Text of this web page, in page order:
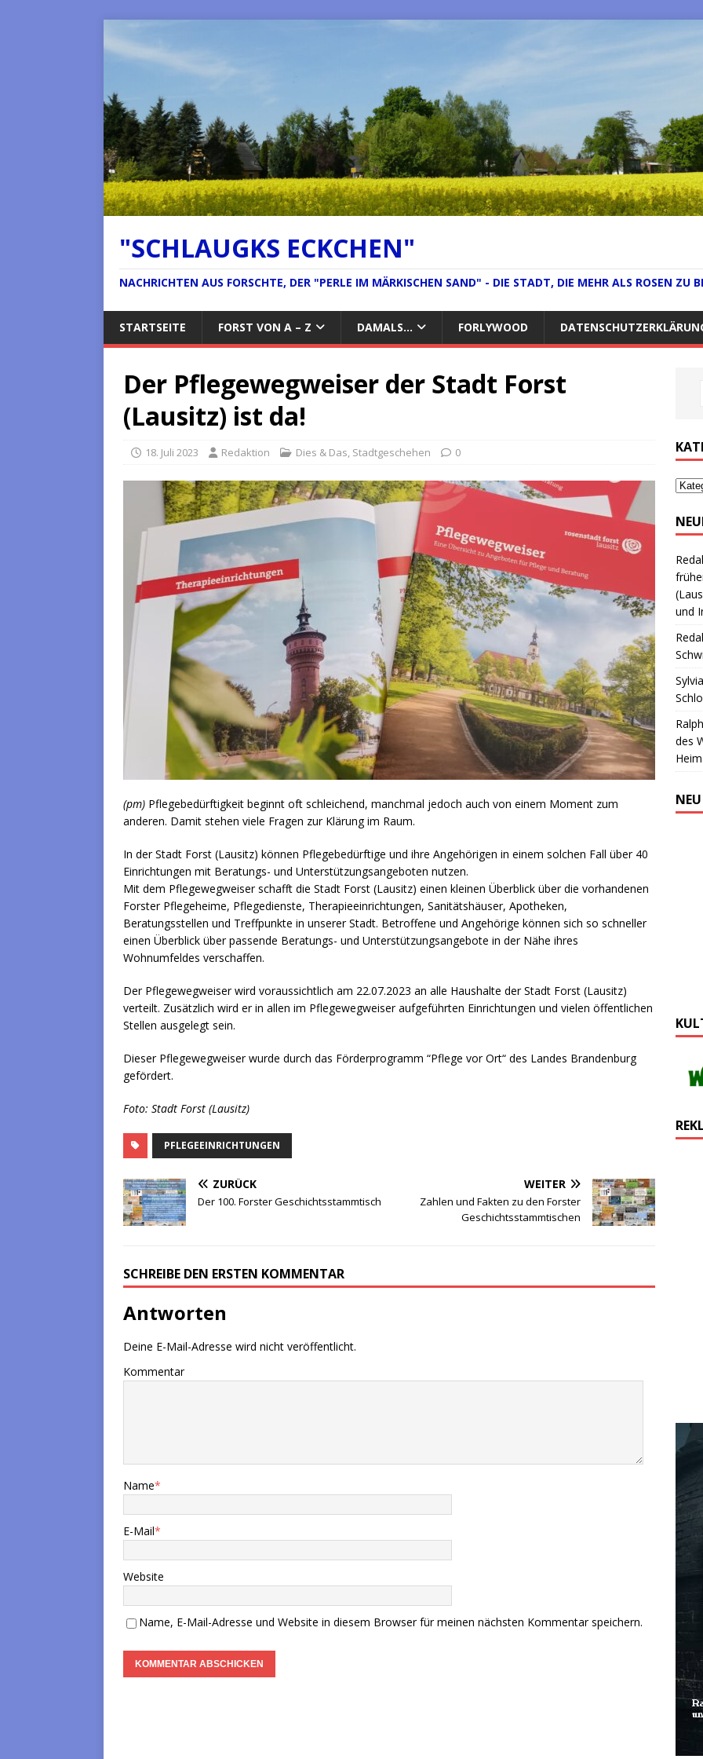
"SCHLAUGKS ECKCHEN"
NACHRICHTEN AUS FORSCHTE, DER "PERLE IM MÄRKISCHEN SAND" - DIE STADT, DIE MEHR ALS ROSEN ZU
STARTSEITE FORST VON A – Z DAMALS… FORLYWOOD
Der Pflegewegweiser der Stadt Forst
(Lausitz) ist da!
18. Juli 2023 Redaktion Dies & Das, Stadtgeschehen 0
(pm) Pflegebedürftigkeit beginnt oft schleichend, manchmal jedoch auch von einem Moment zum
anderen. Damit stehen viele Fragen zur Klärung im Raum.
In der Stadt Forst (Lausitz) können Pflegebedürftige und ihre Angehörigen in einem solchen Fall über 40
Einrichtungen mit Beratungs- und Unterstützungsangeboten nutzen.
Mit dem Pflegewegweiser schafft die Stadt Forst (Lausitz) einen kleinen Überblick über die vorhandenen
Forster Pflegeheime, Pflegedienste, Therapieeinrichtungen, Sanitätshäuser, Apotheken,
Beratungsstellen und Treffpunkte in unserer Stadt. Betroffene und Angehörige können sich so schneller
einen Überblick über passende Beratungs- und Unterstützungsangebote in der Nähe ihres
Wohnumfeldes verschaffen.
Der Pflegewegweiser wird voraussichtlich am 22.07.2023 an alle Haushalte der Stadt Forst (Lausitz)
verteilt. Zusätzlich wird er in allen im Pflegewegweiser aufgeführten Einrichtungen und vielen öffentlichen
Stellen ausgelegt sein.
Dieser Pflegewegweiser wurde durch das Förderprogramm “Pflege vor Ort“ des Landes Brandenburg
gefördert.
Foto: Stadt Forst (Lausitz)
PFLEGEEINRICHTUNGEN
ZURÜCK
Der 100. Forster Geschichtsstammtisch
WEITER
Zahlen und Fakten zu den Forster
Geschichtsstammtischen
SCHREIBE DEN ERSTEN KOMMENTAR
Antworten
Deine E-Mail-Adresse wird nicht veröffentlicht.
Kommentar
Name*
E-Mail*
Website
Name, E-Mail-Adresse und Website in diesem Browser für meinen nächsten Kommentar speichern.
und
Sylvia
des